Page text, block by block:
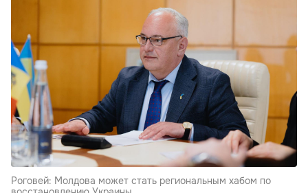
Роговей: Молдова может стать региональным хабом по